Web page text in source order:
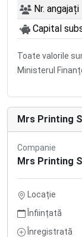
Nr. angajați
Capital
Toate valorile
Ministerul
Mrs Printing
Companie
Mrs Printing
Locație
Înființată
Înregistrată